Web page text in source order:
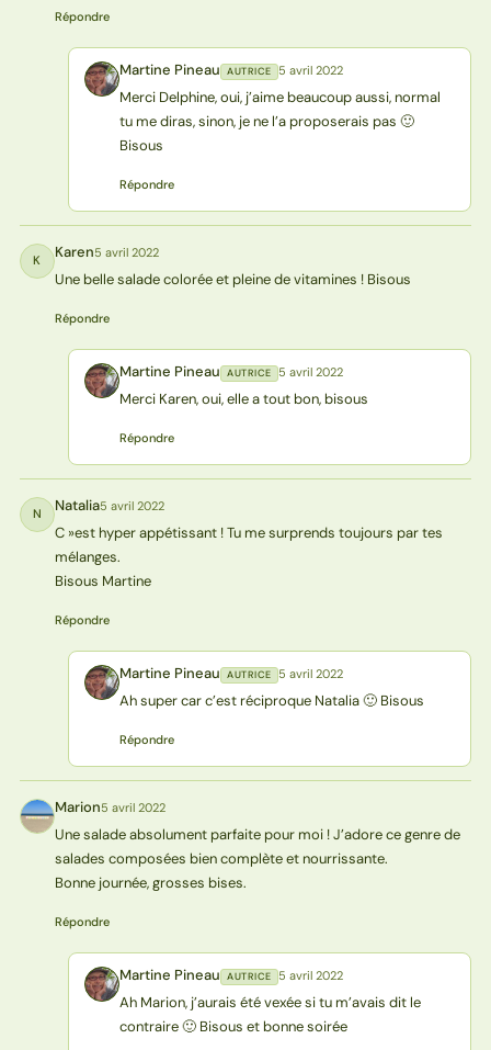
Répondre
MP Martine Pineau AUTRICE 5 avril 2022
Merci Delphine, oui, j’aime beaucoup aussi, normal
tu me diras, sinon, je ne l’a proposerais pas 🙂
Bisous
Répondre
K Karen5 avril 2022
Une belle salade colorée et pleine de vitamines ! Bisous
Répondre
MP Martine Pineau AUTRICE 5 avril 2022
Merci Karen, oui, elle a tout bon, bisous
Répondre
N Natalia5 avril 2022
C »est hyper appétissant ! Tu me surprends toujours par tes
mélanges.
Bisous Martine
Répondre
MP Martine Pineau AUTRICE 5 avril 2022
Ah super car c’est réciproque Natalia 🙂 Bisous
Répondre
M Marion5 avril 2022
Une salade absolument parfaite pour moi ! J’adore ce genre de
salades composées bien complète et nourrissante.
Bonne journée, grosses bises.
Répondre
MP Martine Pineau AUTRICE 5 avril 2022
Ah Marion, j’aurais été vexée si tu m’avais dit le
contraire 🙂 Bisous et bonne soirée